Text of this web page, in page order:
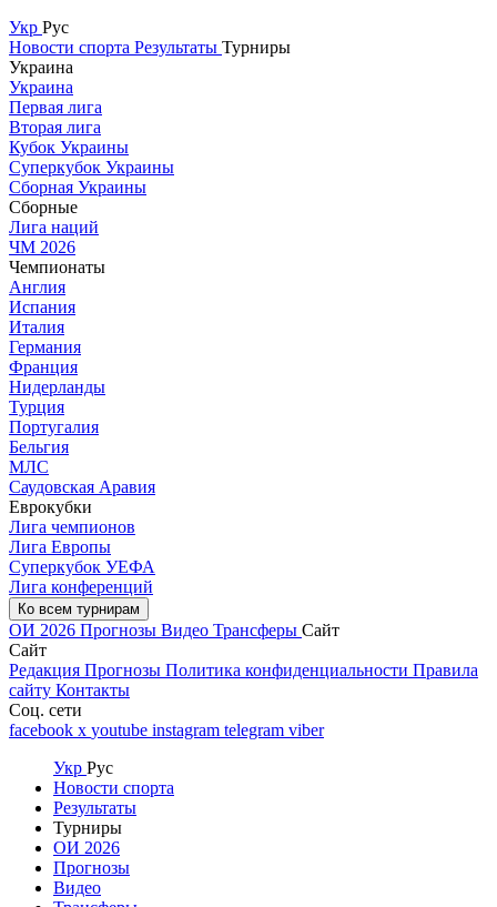
Укр Рус
Новости спорта Результаты Турниры
Украина
Украина
Первая лига
Вторая лига
Кубок Украины
Суперкубок Украины
Сборная Украины
Сборные
Лига наций
ЧМ 2026
Чемпионаты
Англия
Испания
Италия
Германия
Франция
Нидерланды
Турция
Португалия
Бельгия
МЛС
Саудовская Аравия
Еврокубки
Лига чемпионов
Лига Европы
Суперкубок УЕФА
Лига конференций
Ко всем турнирам
ОИ 2026 Прогнозы Видео Трансферы Сайт
Сайт
Редакция Прогнозы Политика конфиденциальности Правила
сайту Контакты
Соц. сети
facebook x youtube instagram telegram viber
Укр Рус
Новости спорта
Результаты
Турниры
ОИ 2026
Прогнозы
Видео